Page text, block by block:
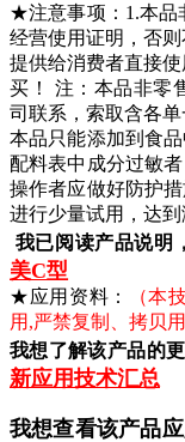
★注意事项：1.本品
经营使用证明，否
提供给消费者直接
买！ 注：本品非零
司联系，索取含各
本品只能添加到食
配料表中成分过敏
操作者应做好防护
进行少量试用，达到
我已阅读产品说明
美C型
★应用资料：
（本
用,严禁复制、拷贝
我想了解该产品的
新应用技术汇总
我想查看该产品